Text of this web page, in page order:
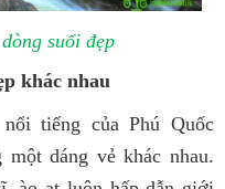
suối đẹp
khác nhau
tiếng của Phú Quốc
dáng vẻ khác nhau.